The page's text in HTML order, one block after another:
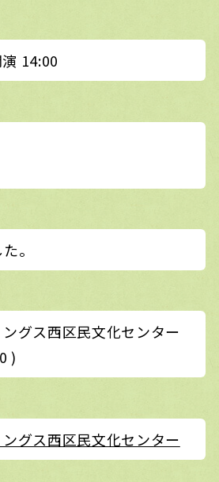
14:00
。
グス西区民文化センター
)
グス西区民文化センター